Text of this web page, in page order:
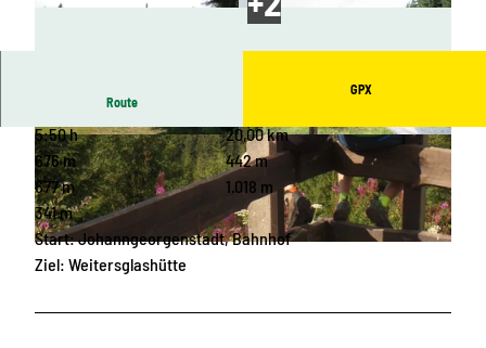
© Birgit Knöbel, Erlebnisheimat Erzgebirge
© Birgit Knöbel, Erlebnisheimat Erzgebirge
© Dennis Stratmann, Tourismusverband Erzge
CC-BY
Route
GPX
5:50 h
20,00 km
676 m
442 m
677 m
1.018 m
341 m
Start: Johanngeorgenstadt, Bahnhof
Ziel: Weitersglashütte